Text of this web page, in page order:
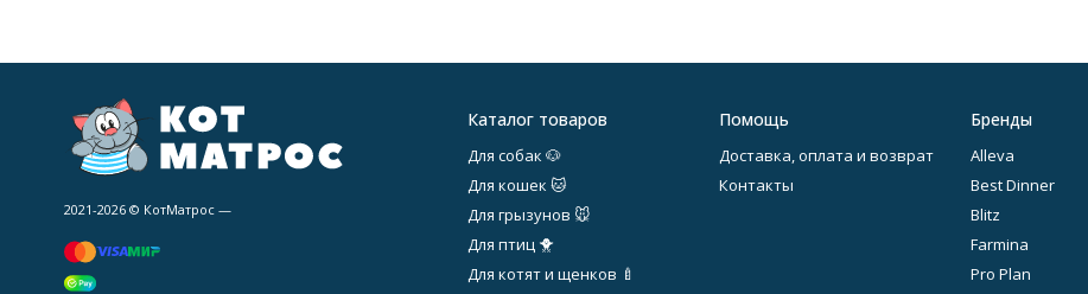
2021-2026 © КотМатрос —
Каталог товаров
Для собак 🐶
Для кошек 🐱
Для грызунов 🐭
Для птиц 🐥
Для котят и щенков 🍼
Помощь
Доставка, оплата и возврат
Контакты
Бренды
Alleva
Best Dinner
Blitz
Farmina
Pro Plan